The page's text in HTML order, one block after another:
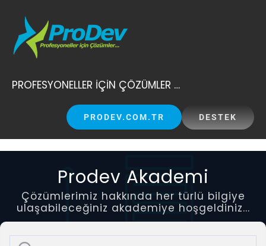
content
PROFESYONELLER İÇİN ÇÖZÜMLER …
PRODEV.COM.TR DESTEK
Prodev Akademi
Çözümlerimiz hakkında her türlü bilgiye
ulaşabileceğiniz akademiye hoşgeldiniz...